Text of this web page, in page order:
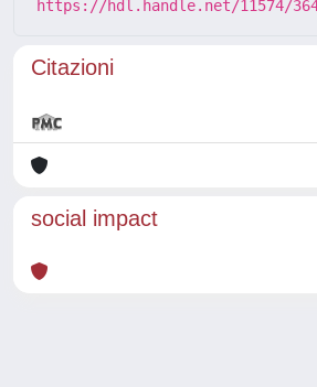
https://hdl.handle.net/11574/
Citazioni
social impact